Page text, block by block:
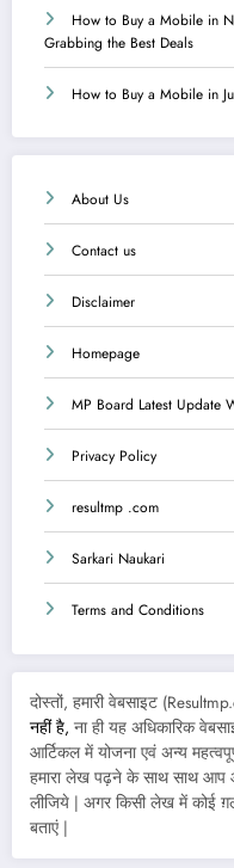
How to Buy a Mobile in
Grabbing the Best Deals
How to Buy a Mobile in
About Us
Contact us
Disclaimer
Homepage
MP Board Latest Update
Privacy Policy
resultmp .com
Sarkari Naukari
Terms and Conditions
दोस्तों, हमारी वेबसाइट
नहीं है, ना ही यह अधिकारिक
आर्टिकल में योजना एवं अन्य
हमारा लेख पढ़ने के साथ साथ आप
लीजिये | अगर किसी लेख में कोई
बताएं |